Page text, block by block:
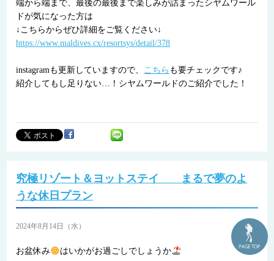
端から端まで、最後の最後まで楽しみが詰まったシヤムワール
ドが気になった方は
↓こちらからぜひ詳細をご覧ください↓
https://www.maldives.cx/resortsys/detail/378
instagramも更新していますので、 こちら も要チェックです♪
紹介してもし足りない…！シヤムワールドのご紹介でした！
究極リゾート＆ヨットステイ まるで夢のよ
うな休日プラン
2024年8月14日（水）
お盆休み はいかがお過ごしでしょうか